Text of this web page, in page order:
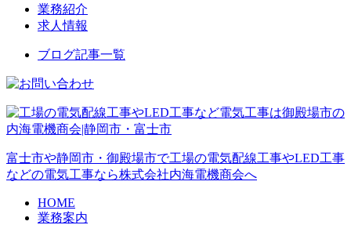
業務紹介
求人情報
ブログ記事一覧
富士市や静岡市・御殿場市で工場の電気配線工事やLED工事
などの電気工事なら株式会社内海電機商会へ
HOME
業務案内